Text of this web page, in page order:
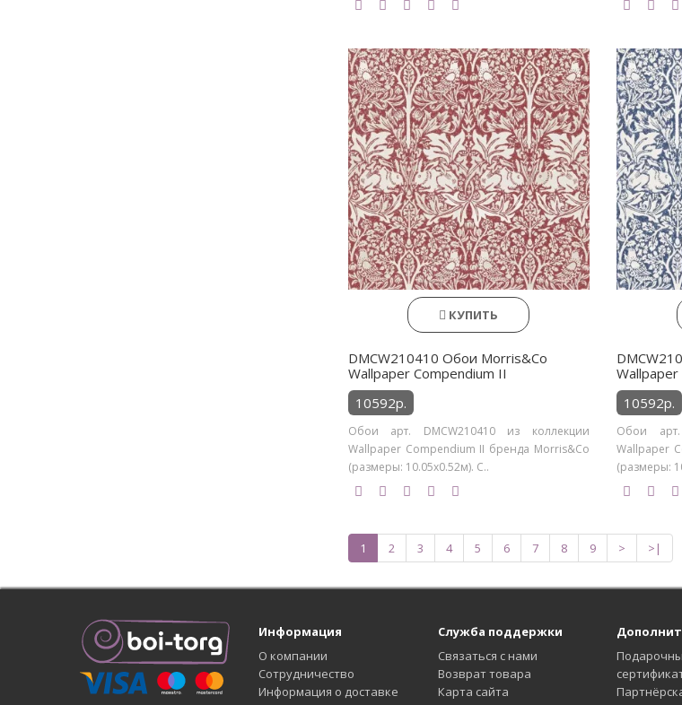
КУПИТЬ
DMCW210410 Обои Morris&Co
Wallpaper Compendium II
10592р.
Обои арт. DMCW210410 из коллекции
Wallpaper Compendium II бренда Morris&Co
(размеры: 10.05х0.52м). С..
Wallpaper
10592р.
Обои арт.
Wallpaper
(размеры:
1 2 3 4 5 6 7 8 9 > >|
Информация
О компании
Сотрудничество
Информация о доставке
Служба поддержки
Связаться с нами
Возврат товара
Карта сайта